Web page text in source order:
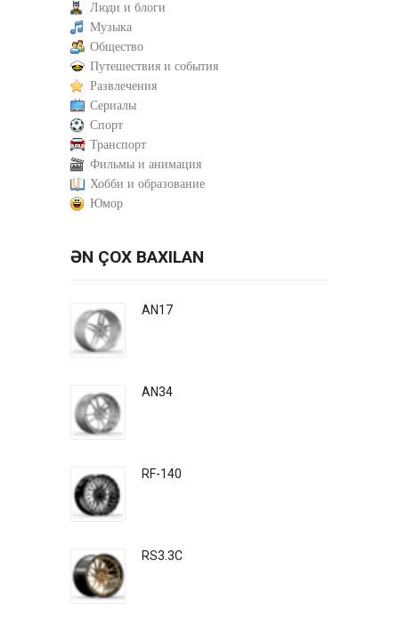
Люди и блоги
Музыка
Общество
Путешествия и события
Развлечения
Сериалы
Спорт
Транспорт
Фильмы и анимация
Хобби и образование
Юмор
ƏN ÇOX BAXILAN
AN17
AN34
RF-140
RS3.3C